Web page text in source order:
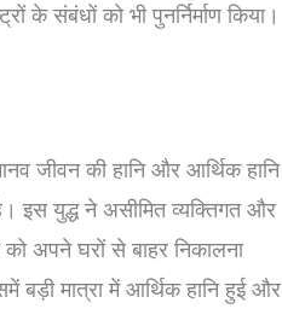
के संबंधों को भी पुनर्निर्माण किया।
जीवन की हानि और आर्थिक हानि
इस युद्ध ने असीमित व्यक्तिगत और
अपने घरों से बाहर निकालना
बड़ी मात्रा में आर्थिक हानि हुई और